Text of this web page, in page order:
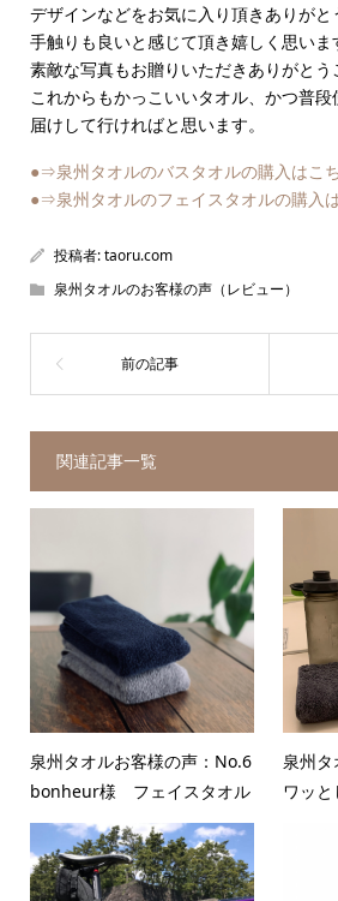
デザインなどをお気に入り頂きありがと
手触りも良いと感じて頂き嬉しく思いま
素敵な写真もお贈りいただきありがとう
これからもかっこいいタオル、かつ普
届けして行ければと思います。
●⇒泉州タオルのバスタオルの購入はこ
●⇒泉州タオルのフェイスタオルの購入
投稿者:taoru.com
泉州タオルのお客様の声（レビュー）
関連記事一覧
泉州タオルお客様の声：No.6
bonheur様 フェイスタオル
泉州
ワッ